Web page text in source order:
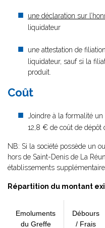
une déclaration sur
liquidateur
une attestation de
liquidateur, sauf si la
produit.
Coût
Joindre à la formalité
12,8 € de coût de dépôt
NB: Si la société possède un
hors de Saint-Denis de La
établissements
Répartition du montant
Emoluments
du Greffe
Débours
/ Frais